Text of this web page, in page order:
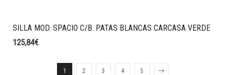
SILLA MOD. SPACIO C/B. PATAS BLANCAS CARCASA VERDE
125,84€
1 2 3 4 5